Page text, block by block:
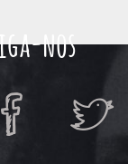
nos